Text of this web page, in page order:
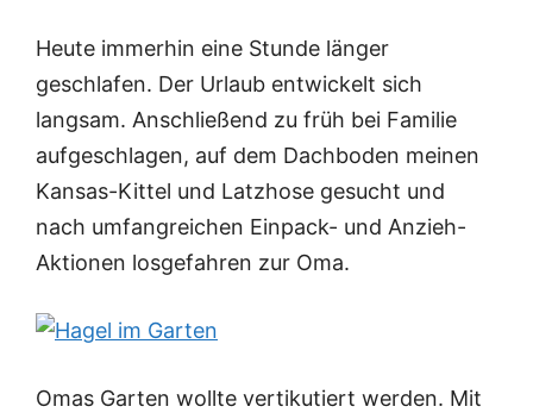
Heute immerhin eine Stunde länger
geschlafen. Der Urlaub entwickelt sich
langsam. Anschließend zu früh bei Familie
aufgeschlagen, auf dem Dachboden meinen
Kansas-Kittel und Latzhose gesucht und
nach umfangreichen Einpack- und Anzieh-
Aktionen losgefahren zur Oma.
Omas Garten wollte vertikutiert werden. Mit